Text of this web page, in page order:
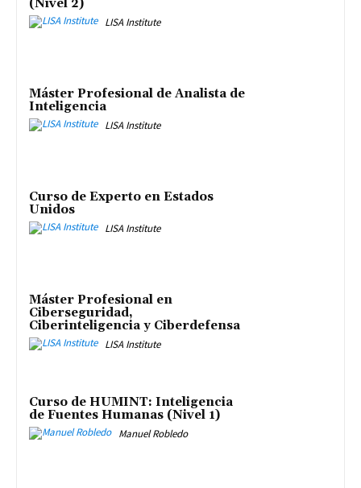
(Nivel 2)
LISA Institute
Máster Profesional de Analista de
Inteligencia
LISA Institute
Curso de Experto en Estados
Unidos
LISA Institute
Máster Profesional en
Ciberseguridad,
Ciberinteligencia y Ciberdefensa
LISA Institute
Curso de HUMINT: Inteligencia
de Fuentes Humanas (Nivel 1)
Manuel Robledo